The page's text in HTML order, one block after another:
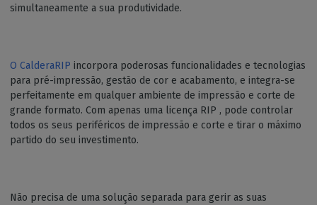
simultaneamente a sua produtividade.
O CalderaRIP incorpora poderosas funcionalidades e tecnologias
para pré-impressão, gestão de cor e acabamento, e integra-se
perfeitamente em qualquer ambiente de impressão e corte de
grande formato. Com apenas uma licença RIP , pode controlar
todos os seus periféricos de impressão e corte e tirar o máximo
partido do seu investimento.
Não precisa de uma solução separada para gerir as suas